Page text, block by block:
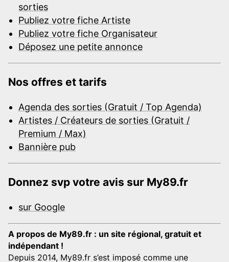
sorties
Publiez votre fiche Artiste
Publiez votre fiche Organisateur
Déposez une petite annonce
Nos offres et tarifs
Agenda des sorties (Gratuit / Top Agenda)
Artistes / Créateurs de sorties (Gratuit /
Premium / Max)
Bannière pub
Donnez svp votre avis sur My89.fr
sur Google
A propos de My89.fr : un site régional, gratuit et
indépendant !
Depuis 2014, My89.fr s’est imposé comme une